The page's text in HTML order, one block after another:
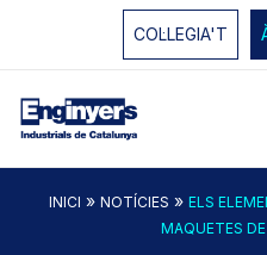
COL·LEGIA'T
INICI » NOTÍCIES » ELS
MAQUETES